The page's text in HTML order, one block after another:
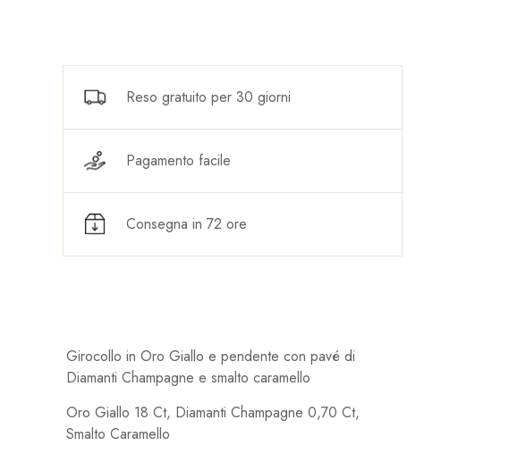
Reso gratuito per 30 giorni
Pagamento facile
Consegna in 72 ore
Girocollo in Oro Giallo e pendente con pavé di
Diamanti Champagne e smalto caramello
Oro Giallo 18 Ct, Diamanti Champagne 0,70 Ct,
Smalto Caramello